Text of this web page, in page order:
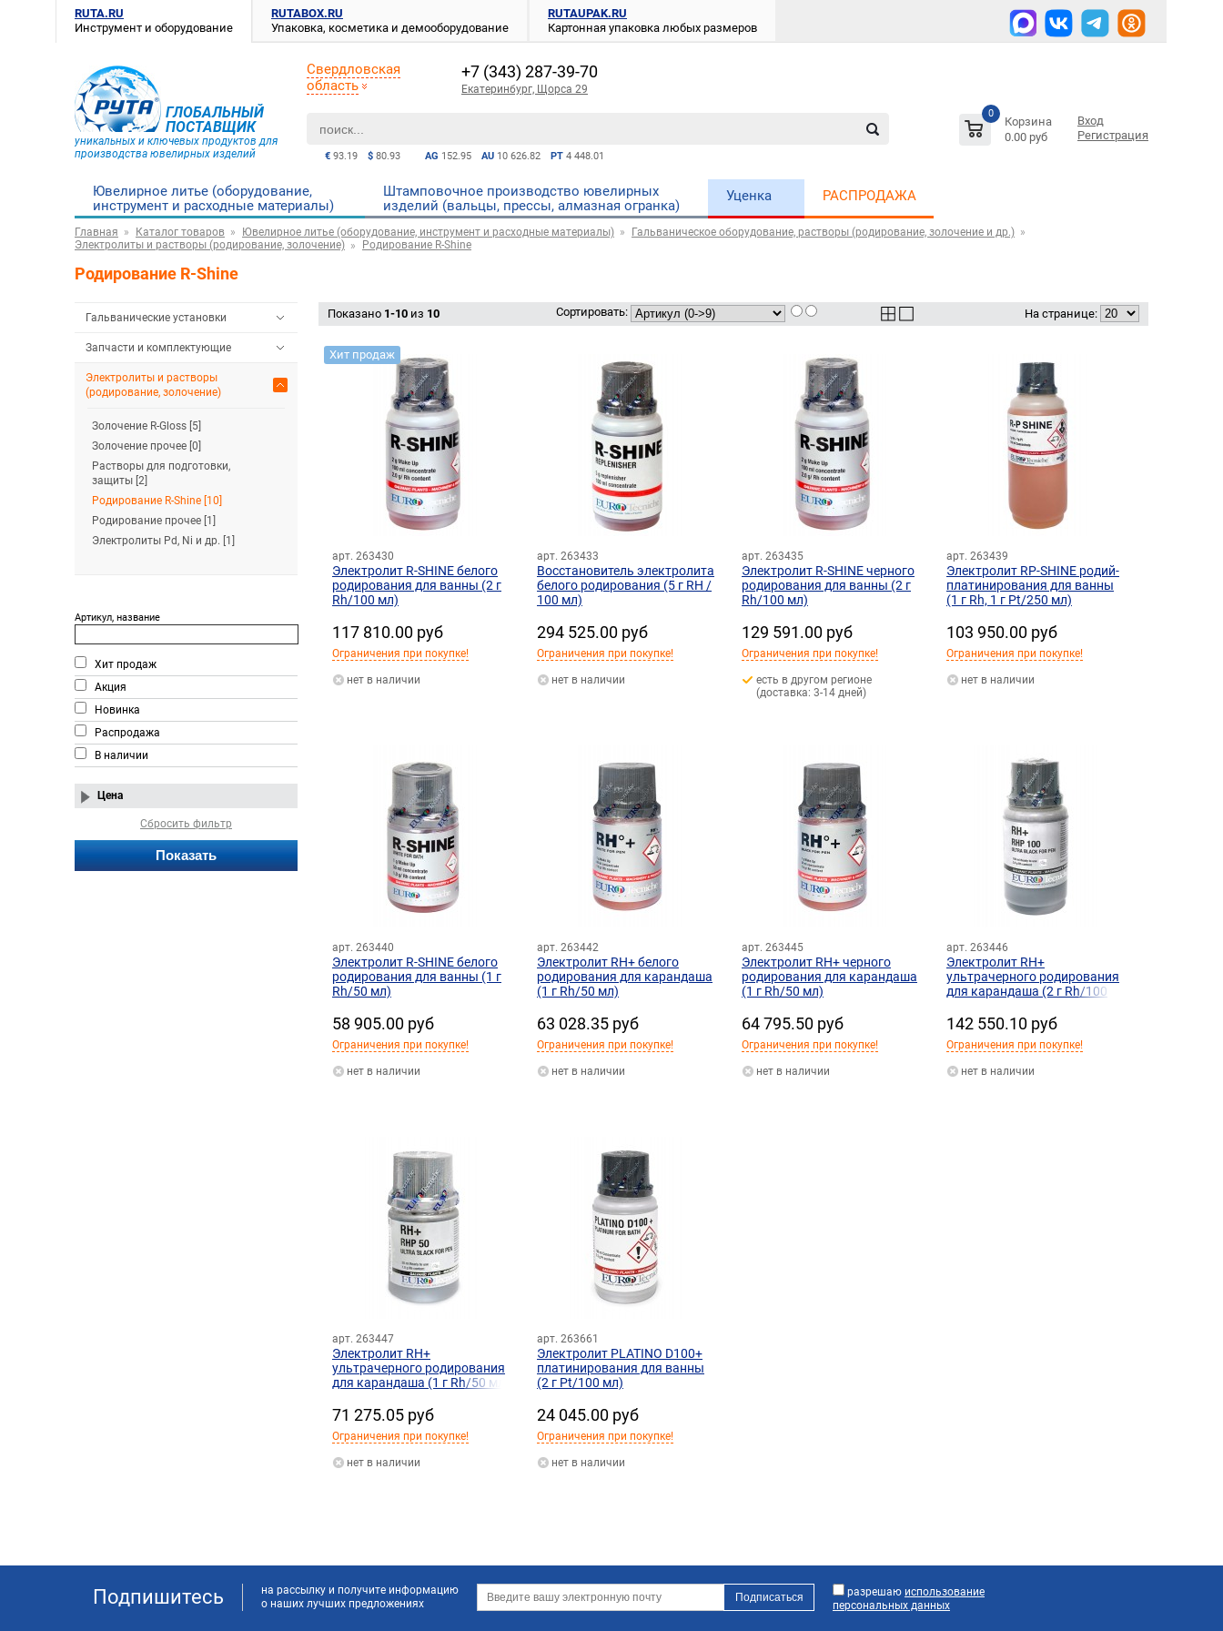
RUTA.RU
Инструмент и оборудование
RUTABOX.RU
Упаковка, косметика и демооборудование
RUTAUPAK.RU
Картонная упаковка любых размеров
ГЛОБАЛЬНЫЙ
ПОСТАВЩИК
уникальных и ключевых продуктов для
производства ювелирных изделий
AG 152.95 AU 10 626.82 PT 4 448.01
€ 93.19 $ 80.93
0
Корзина
0.00 руб
Вход
Регистрация
Свердловская
область
+7 (343) 287-39-70
Екатеринбург, Щорса 29
Ювелирное литье (оборудование,
инструмент и расходные материалы)
Штамповочное производство ювелирных
изделий (вальцы, прессы, алмазная огранка)
Уценка РАСПРОДАЖА
Главная Каталог товаров Ювелирное литье (оборудование, инструмент и расходные материалы)
Гальваническое оборудование, растворы (родирование, золочение и др.)
Электролиты и растворы (родирование, золочение)
Родирование R-Shine
Родирование R-Shine
Гальванические установки
Запчасти и комплектующие
Электролиты и растворы
(родирование, золочение)
Золочение R-Gloss [5]
Золочение прочее [0]
Растворы для подготовки,
защиты [2]
Родирование R-Shine [10]
Родирование прочее [1]
Электролиты Pd, Ni и др. [1]
Артикул, название
Хит продаж
Акция
Новинка
Распродажа
В наличии
Цена
Сбросить фильтр
Показано 1-10 из 10 Сортировать: На странице:
Хит продаж
арт. 263430
Электролит R-SHINE белого
родирования для ванны (2 г
Rh/100 мл)
117 810.00 руб
Ограничения при покупке!
нет в наличии
арт. 263433
Восстановитель электролита
белого родирования (5 г RH /
100 мл)
294 525.00 руб
Ограничения при покупке!
нет в наличии
арт. 263435
Электролит R-SHINE черного
родирования для ванны (2 г
Rh/100 мл)
129 591.00 руб
Ограничения при покупке!
есть в другом регионе
(доставка: 3-14 дней)
арт. 263439
Электролит RP-SHINE родий-
платинирования для ванны
(1 г Rh, 1 г Pt/250 мл)
103 950.00 руб
Ограничения при покупке!
нет в наличии
арт. 263440
Электролит R-SHINE белого
родирования для ванны (1 г
Rh/50 мл)
58 905.00 руб
Ограничения при покупке!
нет в наличии
арт. 263442
Электролит RH+ белого
родирования для карандаша
(1 г Rh/50 мл)
63 028.35 руб
Ограничения при покупке!
нет в наличии
арт. 263445
Электролит RH+ черного
родирования для карандаша
(1 г Rh/50 мл)
64 795.50 руб
Ограничения при покупке!
нет в наличии
арт. 263446
Электролит RH+
ультрачерного родирования
для карандаша (2 г Rh/100
142 550.10 руб
Ограничения при покупке!
нет в наличии
арт. 263447
Электролит RH+
ультрачерного родирования
для карандаша (1 г Rh/50 мл)
71 275.05 руб
Ограничения при покупке!
нет в наличии
арт. 263661
Электролит PLATINO D100+
платинирования для ванны
(2 г Pt/100 мл)
24 045.00 руб
Ограничения при покупке!
нет в наличии
Подпишитесь
на рассылку и получите информацию
о наших лучших предложениях
разрешаю использование
персональных данных